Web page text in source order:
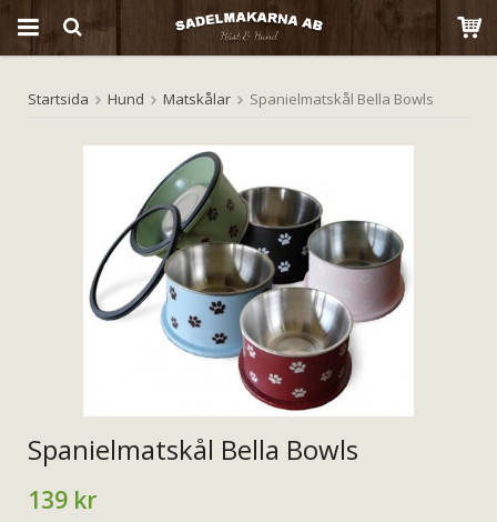
Produkten har blivit tillagd i varukorgen
Startsida Hund Matskålar Spanielmatskål Bella Bowls
Spanielmatskål Bella Bowls
139 kr